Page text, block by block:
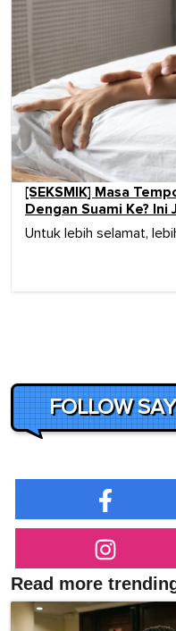
[SEKSMIK] Masa
Dengan Suami Ke? Ini
Untuk lebih selamat,
FOLLOW
Read more